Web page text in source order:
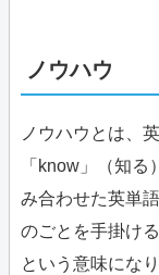
ノウハウ
ノウハウとは、
「know」（知
み合わせた英単
のごとを手掛け
という意味にな